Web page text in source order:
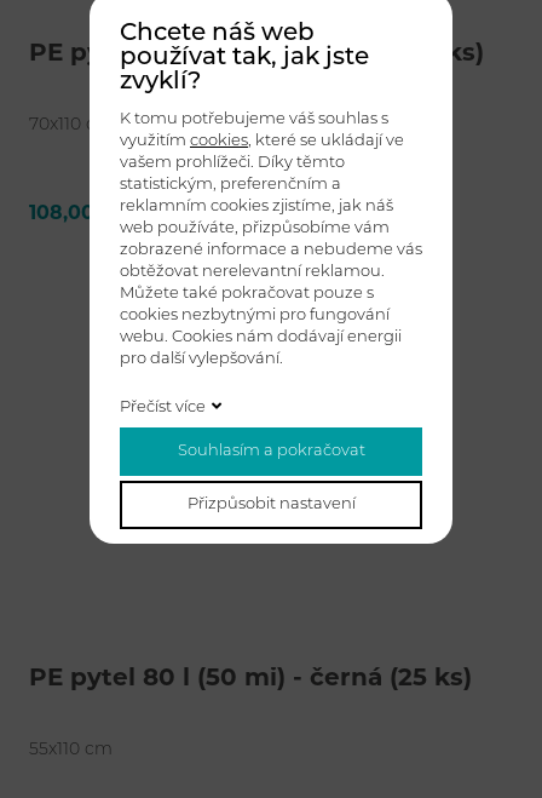
PE pytel 120 l (80 mi) - černá (20 ks)
70x110 cm
108,00 Kč bez DPH Detail
PE pytel 80 l (50 mi) - černá (25 ks)
55x110 cm
Chcete náš web
používat tak, jak jste
zvyklí?
K tomu potřebujeme váš souhlas s
využitím cookies , které se ukládají ve
vašem prohlížeči. Díky těmto
statistickým, preferenčním a
reklamním cookies zjistíme, jak náš
web používáte, přizpůsobíme vám
zobrazené informace a nebudeme vás
obtěžovat nerelevantní reklamou.
Můžete také pokračovat pouze s
cookies nezbytnými pro fungování
webu. Cookies nám dodávají energii
pro další vylepšování.
Přečíst více
Souhlasím a pokračovat
Přizpůsobit nastavení